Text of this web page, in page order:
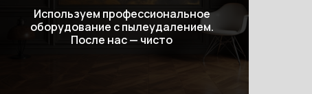
Используем профессиональное
оборудование с пылеудалением.
После нас — чисто